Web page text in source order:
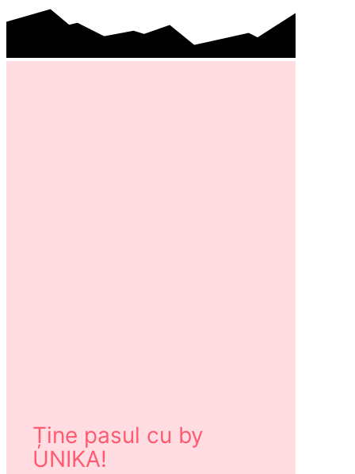
Ține pasul cu by
UNIKA!